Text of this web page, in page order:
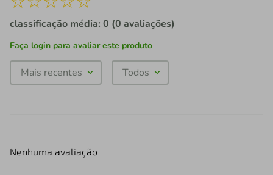
classificação média: 0 (0 avaliações)
Faça login para avaliar este produto
Mais recentes Todos
Nenhuma avaliação